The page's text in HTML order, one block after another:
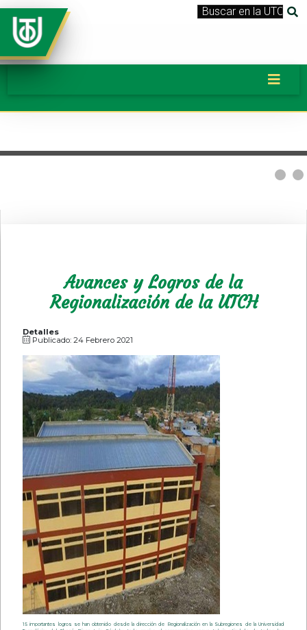
Avances y Logros de la
Regionalización de la UTCH
Detalles
Publicado: 24 Febrero 2021
15 importantes logros se han obtenido desde la dirección de Regionalización en la Subregiones de la Universidad